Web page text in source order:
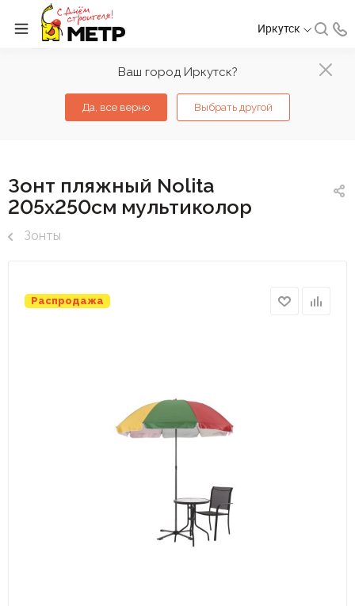
Ваш город Иркутск?
Да, все верно Выбрать другой
Иркутск
Зонт пляжный Nolita
205х250см мультиколор
Зонты
Распродажа